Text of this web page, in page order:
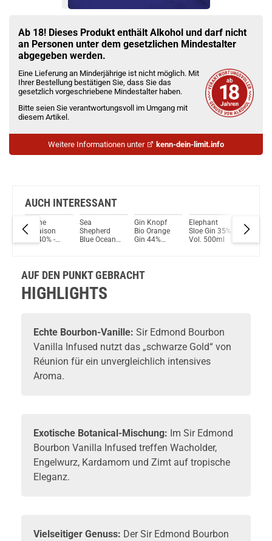
Schau mal hier!
Ambition Mods Kil-Lite DNA 60 Mod Akkuträger Lila
Ab 18! Dieses Produkt enthält Alkohol und darf nicht
an Personen unter dem gesetzlichen Mindestalter
abgegeben werden.
Eine Lieferung an Minderjährige ist nicht möglich. Mit
Ihrer Bestellung bestätigen Sie, dass Sie das
gesetzlich vorgeschriebene Mindestalter haben.
Bitte seien Sie verantwortungsvoll im Umgang mit
diesem Artikel.
Weitere Informationen unter kenn-dein-limit.info
AUCH INTERESSANT
G-Vine
Floraison
Gin 40% -
Sea
Shepherd
Blue Ocean
Gin Knopf
Bio Orange
Gin 44%
Elephant
Sloe Gin 35%
Vol. 500ml
Skin Gin
Edition
AUF DEN PUNKT GEBRACHT
HIGHLIGHTS
Echte Bourbon-Vanille: Sir Edmond Bourbon
Vanilla Infused nutzt das „schwarze Gold“ von
Réunion für ein unvergleichlich intensives
Aroma.
Exotische Botanical-Mischung: Im Sir Edmond
Bourbon Vanilla Infused treffen Wacholder,
Engelwurz, Kardamom und Zimt auf tropische
Eleganz.
Vielseitiger Genuss: Der Sir Edmond Bourbon